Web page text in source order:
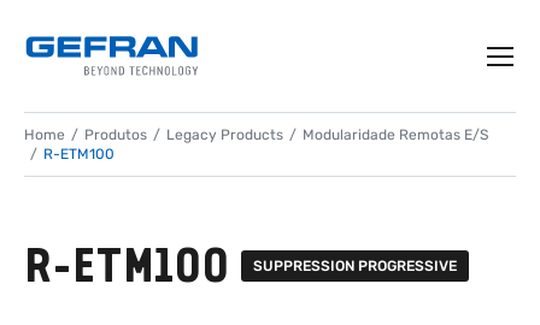
Home Produtos Legacy Products
Modularidade Remotas E/S
R-ETM100
R-ETM100 SUPPRESSION PROGRESSIVE